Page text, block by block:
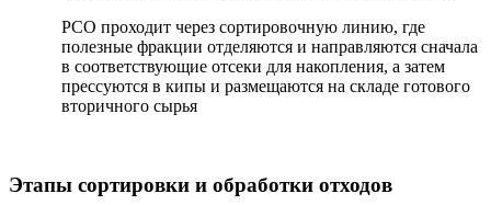
РСО проходит через сортировочную линию, где
полезные фракции отделяются и направляются сначала
в соответствующие отсеки для накопления, а затем
прессуются в кипы и размещаются на складе готового
вторичного сырья
Этапы сортировки и обработки отходов